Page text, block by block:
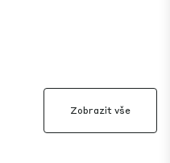
Zobrazit vše